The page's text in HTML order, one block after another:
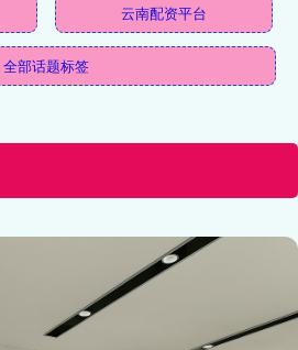
云南配资平台
全部话题标签